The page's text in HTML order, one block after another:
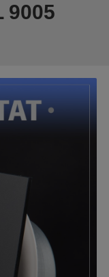
9005